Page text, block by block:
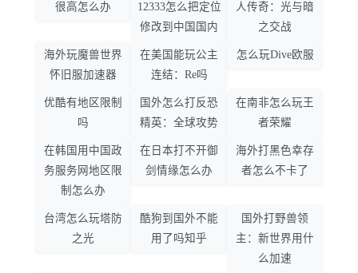
很高怎么办
12333怎么把定位
修改到中国国内
人传奇：光与暗
之交战
海外玩魔兽世界
怀旧服加速器
在美国能玩公主
连结：Re吗
怎么玩Dive欧服
优酷有地区限制
吗
国外怎么打反恐
精英：全球攻势
在南非怎么玩王
者荣耀
在韩国用中国政
务服务网地区限
制怎么办
在日本打不开御
剑情缘怎么办
海外打黑色幸存
者怎么不卡了
台湾怎么玩塔防
之光
酷狗到国外不能
用了吗知乎
国外打野兽领
主：新世界用什
么加速